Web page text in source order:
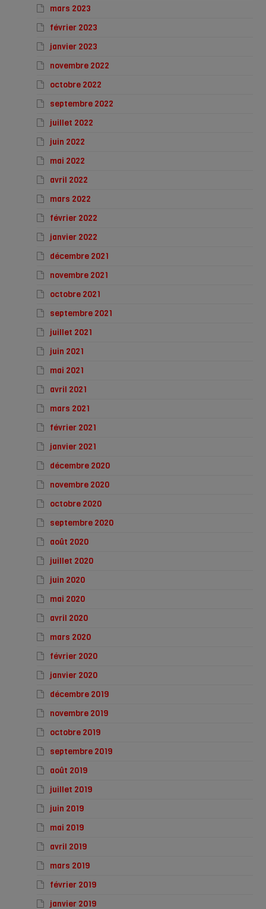
mars 2023
février 2023
janvier 2023
novembre 2022
octobre 2022
septembre 2022
juillet 2022
juin 2022
mai 2022
avril 2022
mars 2022
février 2022
janvier 2022
décembre 2021
novembre 2021
octobre 2021
septembre 2021
juillet 2021
juin 2021
mai 2021
avril 2021
mars 2021
février 2021
janvier 2021
décembre 2020
novembre 2020
octobre 2020
septembre 2020
août 2020
juillet 2020
juin 2020
mai 2020
avril 2020
mars 2020
février 2020
janvier 2020
décembre 2019
novembre 2019
octobre 2019
septembre 2019
août 2019
juillet 2019
juin 2019
mai 2019
avril 2019
mars 2019
février 2019
janvier 2019